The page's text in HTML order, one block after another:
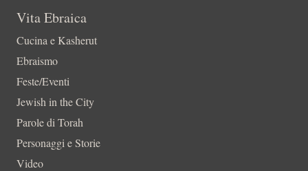
Vita Ebraica
Cucina e Kasherut
Ebraismo
Feste/Eventi
Jewish in the City
Parole di Torah
Personaggi e Storie
Video